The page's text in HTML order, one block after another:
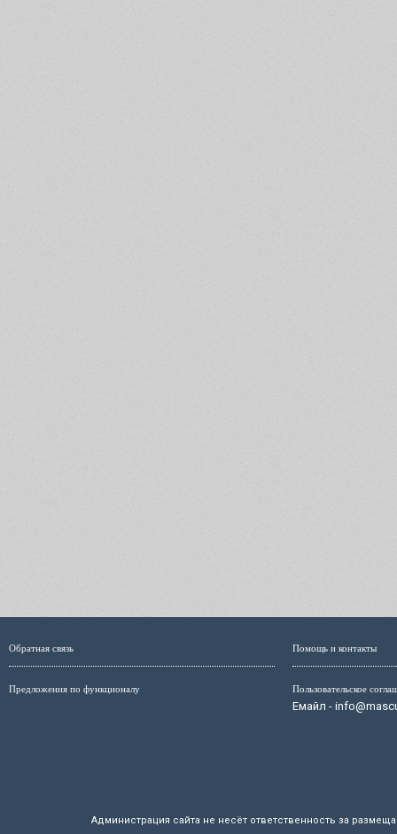
Обратная связь
Предложения по функционалу
Помощь и контакты
Пользовательское
Емайл -
Администрация сайта не несёт ответственность за